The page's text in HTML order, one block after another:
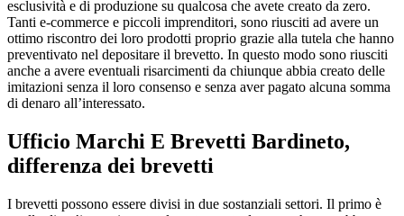
esclusività e di produzione su qualcosa che avete creato da zero.
Tanti e-commerce e piccoli imprenditori, sono riusciti ad avere un
ottimo riscontro dei loro prodotti proprio grazie alla tutela che hanno
preventivato nel depositare il brevetto. In questo modo sono riusciti
anche a avere eventuali risarcimenti da chiunque abbia creato delle
imitazioni senza il loro consenso e senza aver pagato alcuna somma
di denaro all’interessato.
Ufficio Marchi E Brevetti Bardineto,
differenza dei brevetti
I brevetti possono essere divisi in due sostanziali settori. Il primo è